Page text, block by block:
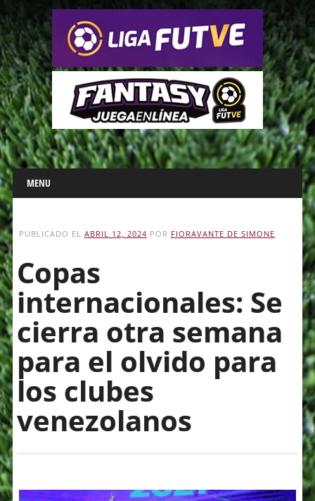
Main menu
Skip
to
content
MENU
PUBLICADO EL ABRIL 12, 2024 POR FIORAVANTE DE SIMONE
Copas
internacionales: Se
cierra otra semana
para el olvido para
los clubes
venezolanos